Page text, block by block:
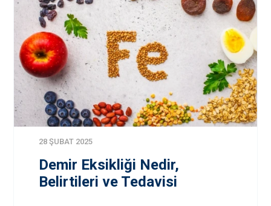
28 ŞUBAT 2025
Demir Eksikliği Nedir,
Belirtileri ve Tedavisi